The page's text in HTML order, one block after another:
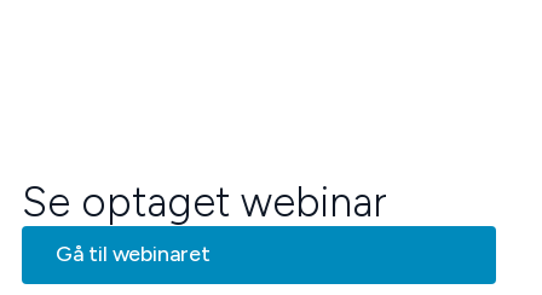
Se optaget webinar
Gå til webinaret